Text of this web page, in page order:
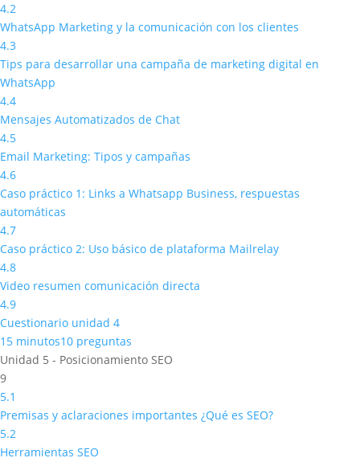
4.2
WhatsApp Marketing y la comunicación con los clientes
4.3
Tips para desarrollar una campaña de marketing digital en
WhatsApp
4.4
Mensajes Automatizados de Chat
4.5
Email Marketing: Tipos y campañas
4.6
Caso práctico 1: Links a Whatsapp Business, respuestas
automáticas
4.7
Caso práctico 2: Uso básico de plataforma Mailrelay
4.8
Video resumen comunicación directa
4.9
Cuestionario unidad 4
15 minutos10 preguntas
Unidad 5 - Posicionamiento SEO
9
5.1
Premisas y aclaraciones importantes ¿Qué es SEO?
5.2
Herramientas SEO